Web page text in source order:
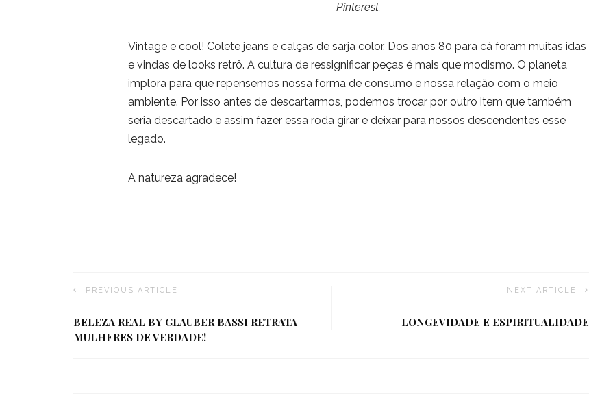
Pinterest.
Vintage e cool! Colete jeans e calças de sarja color. Dos anos 80 para cá foram muitas idas
e vindas de looks retrô. A cultura de ressignificar peças é mais que modismo. O planeta
implora para que repensemos nossa forma de consumo e nossa relação com o meio
ambiente. Por isso antes de descartarmos, podemos trocar por outro item que também
seria descartado e assim fazer essa roda girar e deixar para nossos descendentes esse
legado.
A natureza agradece!
PREVIOUS ARTICLE
BELEZA REAL BY GLAUBER BASSI RETRATA
MULHERES DE VERDADE!
NEXT ARTICLE
LONGEVIDADE E ESPIRITUALIDADE